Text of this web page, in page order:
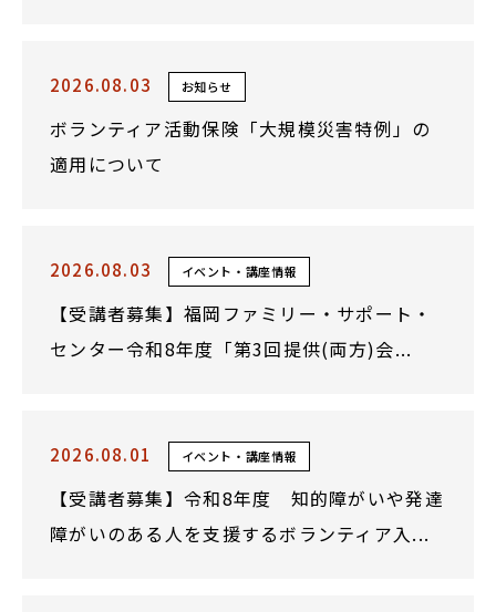
2026.08.03 お知らせ
ボランティア活動保険「大規模災害特例」の
適用について
2026.08.03 イベント・講座情報
【受講者募集】福岡ファミリー・サポート・
センター令和8年度「第3回提供(両方)会...
2026.08.01 イベント・講座情報
【受講者募集】令和8年度 知的障がいや発達
障がいのある人を支援するボランティア入...